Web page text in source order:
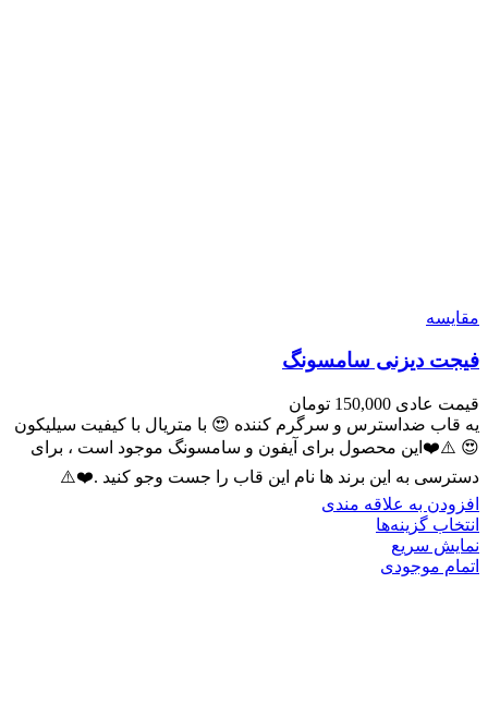
مقايسه
فیجت دیزنی سامسونگ
قیمت عادی 150,000 تومان
یه قاب ضداسترس و سرگرم کننده 😍 با متریال با کیفیت سیلیکون
😍 ⚠️❤️این محصول برای آیفون و سامسونگ موجود است ، برای
دسترسی به این برند ها نام این قاب را جست وجو کنید .❤️⚠️
افزودن به علاقه مندی
انتخاب گزینه‌ها
نمایش سریع
اتمام موجودی